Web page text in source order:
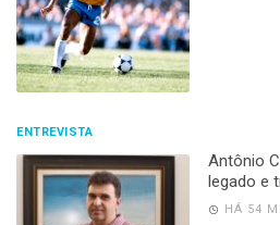
ENTREVISTA
Antônio
legado e
HÁ 54